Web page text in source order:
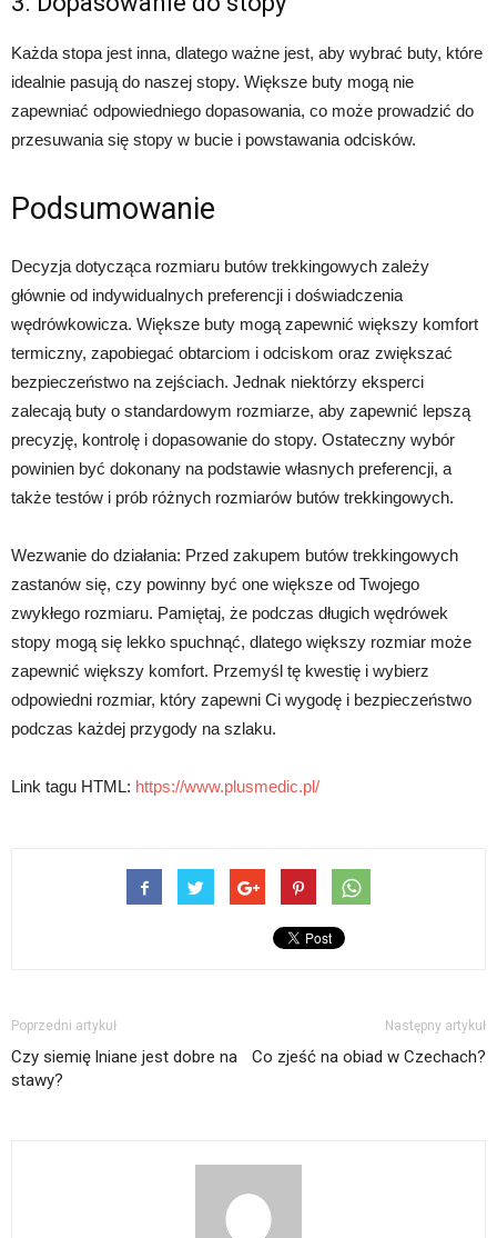
Każda stopa jest inna, dlatego ważne jest, aby wybrać buty, które
idealnie pasują do naszej stopy. Większe buty mogą nie
zapewniać odpowiedniego dopasowania, co może prowadzić do
przesuwania się stopy w bucie i powstawania odcisków.
Podsumowanie
Decyzja dotycząca rozmiaru butów trekkingowych zależy
głównie od indywidualnych preferencji i doświadczenia
wędrówkowicza. Większe buty mogą zapewnić większy komfort
termiczny, zapobiegać obtarciom i odciskom oraz zwiększać
bezpieczeństwo na zejściach. Jednak niektórzy eksperci
zalecają buty o standardowym rozmiarze, aby zapewnić lepszą
precyzję, kontrolę i dopasowanie do stopy. Ostateczny wybór
powinien być dokonany na podstawie własnych preferencji, a
także testów i prób różnych rozmiarów butów trekkingowych.
Wezwanie do działania: Przed zakupem butów trekkingowych
zastanów się, czy powinny być one większe od Twojego
zwykłego rozmiaru. Pamiętaj, że podczas długich wędrówek
stopy mogą się lekko spuchnąć, dlatego większy rozmiar może
zapewnić większy komfort. Przemyśl tę kwestię i wybierz
odpowiedni rozmiar, który zapewni Ci wygodę i bezpieczeństwo
podczas każdej przygody na szlaku.
Link tagu HTML: https://www.plusmedic.pl/
Poprzedni artykuł
Czy siemię lniane jest dobre na
stawy?
Następny artykuł
Co zjeść na obiad w Czechach?